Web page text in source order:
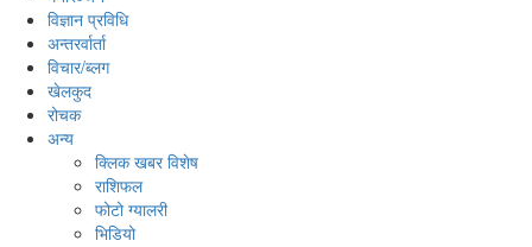
विज्ञान प्रविधि
अन्तरर्वार्ता
विचार/ब्लग
खेलकुद
रोचक
अन्य
क्लिक खबर विशेष
राशिफल
फोटो ग्यालरी
भिडियो